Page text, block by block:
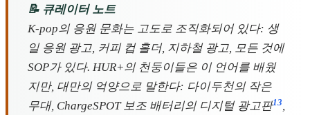
📝 큐레이터 노트
K-pop의 응원 문화는 고도로 조직화되어 있다: 생
일 응원 광고, 커피 컵 홀더, 지하철 광고, 모든 것에
SOP가 있다. HUR+의 천둥이들은 이 언어를 배웠
지만, 대만의 억양으로 말한다: 다이두천의 작은
무대, ChargeSPOT 보조 배터리의 디지털 광고판13,